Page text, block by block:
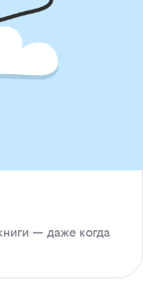
— даже когда